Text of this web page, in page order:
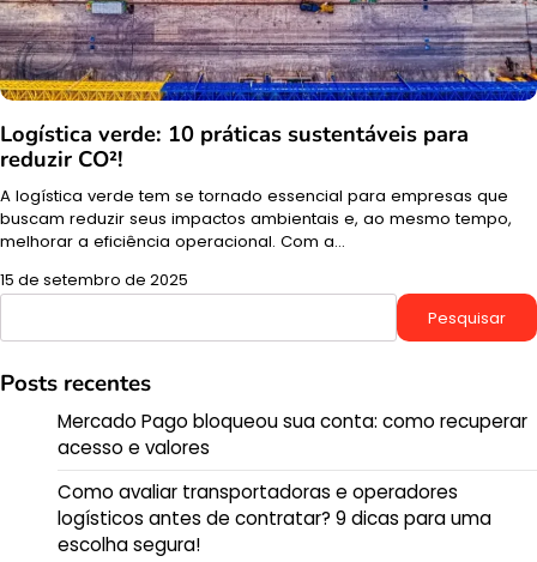
Logística verde: 10 práticas sustentáveis para
reduzir CO²!
A logística verde tem se tornado essencial para empresas que
buscam reduzir seus impactos ambientais e, ao mesmo tempo,
melhorar a eficiência operacional. Com a…
15 de setembro de 2025
Pesquisar
Posts recentes
Mercado Pago bloqueou sua conta: como recuperar
acesso e valores
Como avaliar transportadoras e operadores
logísticos antes de contratar? 9 dicas para uma
escolha segura!